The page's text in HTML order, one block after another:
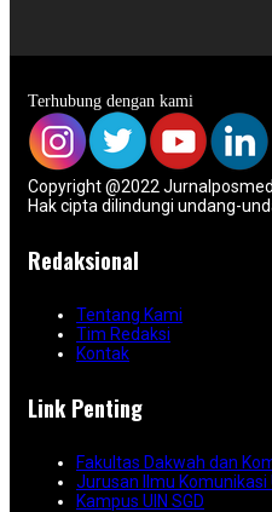
Terhubung dengan kami
Copyright @2022
Hak cipta dilindungi undang-
Redaksional
Tentang Kami
Tim Redaksi
Kontak
Link Penting
Fakultas Dakwah dan
Jurusan Ilmu Komunikasi
Kampus UIN SGD